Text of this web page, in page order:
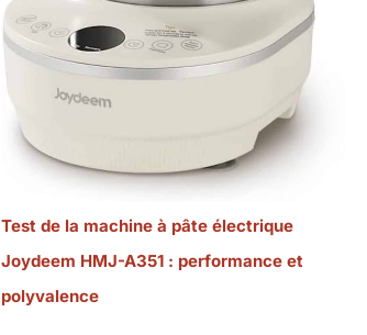
Test de la machine à pâte électrique
Joydeem HMJ-A351 : performance et
polyvalence